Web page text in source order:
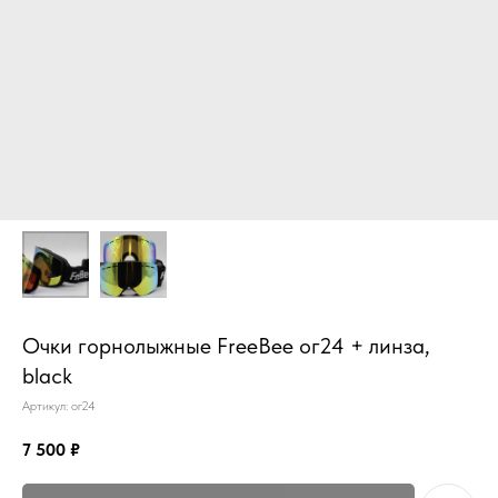
Очки горнолыжные FreeBee ог24 + линза,
black
Артикул: ог24
7 500 ₽